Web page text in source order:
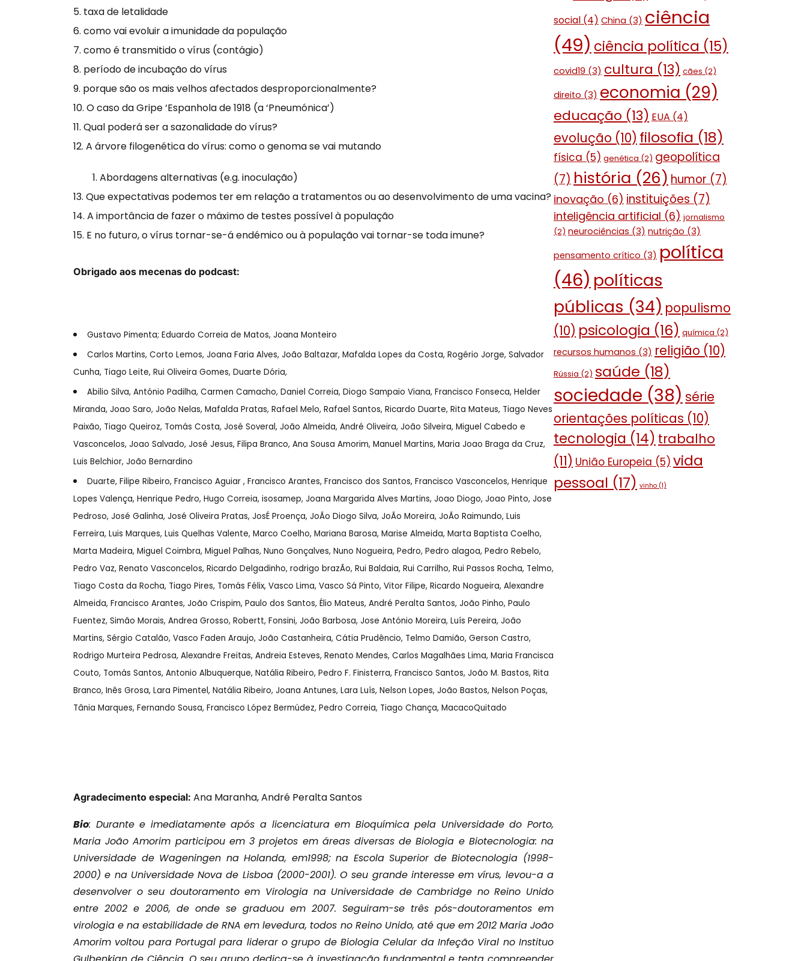
taxa de letalidade
como vai evoluir a imunidade da população
como é transmitido o vírus (contágio)
período de incubação do vírus
porque são os mais velhos afectados desproporcionalmente?
O caso da Gripe ‘Espanhola de 1918 (a ‘Pneumónica’)
Qual poderá ser a sazonalidade do vírus?
A árvore filogenética do vírus: como o genoma se vai mutando
Abordagens alternativas (e.g. inoculação)
Que expectativas podemos ter em relação a tratamentos ou ao desenvolvimento de uma vacina?
A importância de fazer o máximo de testes possível à população
E no futuro, o vírus tornar-se-á endémico ou à população vai tornar-se toda imune?
Obrigado aos mecenas do podcast:
Gustavo Pimenta; Eduardo Correia de Matos, Joana Monteiro
Carlos Martins, Corto Lemos, Joana Faria Alves, João Baltazar, Mafalda Lopes da Costa, Rogério Jorge, Salvador
Cunha, Tiago Leite, Rui Oliveira Gomes, Duarte Dória,
Abilio Silva, António Padilha, Carmen Camacho, Daniel Correia, Diogo Sampaio Viana, Francisco Fonseca, Helder
Miranda, Joao Saro, João Nelas, Mafalda Pratas, Rafael Melo, Rafael Santos, Ricardo Duarte, Rita Mateus, Tiago Neves
Paixão, Tiago Queiroz, Tomás Costa, José Soveral, João Almeida, André Oliveira, João Silveira, Miguel Cabedo e
Vasconcelos, Joao Salvado, José Jesus, Filipa Branco, Ana Sousa Amorim, Manuel Martins, Maria Joao Braga da Cruz,
Luis Belchior, João Bernardino
Duarte, Filipe Ribeiro, Francisco Aguiar , Francisco Arantes, Francisco dos Santos, Francisco Vasconcelos, Henrique
Lopes Valença, Henrique Pedro, Hugo Correia, isosamep, Joana Margarida Alves Martins, Joao Diogo, Joao Pinto, Jose
Pedroso, José Galinha, José Oliveira Pratas, JosÉ Proença, JoÃo Diogo Silva, JoÃo Moreira, JoÃo Raimundo, Luis
Ferreira, Luis Marques, Luis Quelhas Valente, Marco Coelho, Mariana Barosa, Marise Almeida, Marta Baptista Coelho,
Marta Madeira, Miguel Coimbra, Miguel Palhas, Nuno Gonçalves, Nuno Nogueira, Pedro, Pedro alagoa, Pedro Rebelo,
Pedro Vaz, Renato Vasconcelos, Ricardo Delgadinho, rodrigo brazÃo, Rui Baldaia, Rui Carrilho, Rui Passos Rocha, Telmo,
Tiago Costa da Rocha, Tiago Pires, Tomás Félix, Vasco Lima, Vasco Sá Pinto, Vitor Filipe, Ricardo Nogueira, Alexandre
Almeida, Francisco Arantes, João Crispim, Paulo dos Santos, Élio Mateus, André Peralta Santos, João Pinho, Paulo
Fuentez, Simão Morais, Andrea Grosso, Robertt, Fonsini, João Barbosa, Jose António Moreira, Luís Pereira, João
Martins, Sérgio Catalão, Vasco Faden Araujo, João Castanheira, Cátia Prudêncio, Telmo Damião, Gerson Castro,
Rodrigo Murteira Pedrosa, Alexandre Freitas, Andreia Esteves, Renato Mendes, Carlos Magalhães Lima, Maria Francisca
Couto, Tomás Santos, Antonio Albuquerque, Natália Ribeiro, Pedro F. Finisterra, Francisco Santos, João M. Bastos, Rita
Branco, Inês Grosa, Lara Pimentel, Natália Ribeiro, Joana Antunes, Lara Luís, Nelson Lopes, João Bastos, Nelson Poças,
Tânia Marques, Fernando Sousa, Francisco López Bermúdez, Pedro Correia, Tiago Chança, MacacoQuitado
Agradecimento especial: Ana Maranha, André Peralta Santos
Bio: Durante e imediatamente após a licenciatura em Bioquímica pela Universidade do Porto,
Maria João Amorim participou em 3 projetos em áreas diversas de Biologia e Biotecnologia: na
Universidade de Wageningen na Holanda, em1998; na Escola Superior de Biotecnologia (1998-
2000) e na Universidade Nova de Lisboa (2000-2001). O seu grande interesse em vírus, levou-a a
desenvolver o seu doutoramento em Virologia na Universidade de Cambridge no Reino Unido
entre 2002 e 2006, de onde se graduou em 2007. Seguiram-se três pós-doutoramentos em
virologia e na estabilidade de RNA em levedura, todos no Reino Unido, até que em 2012 Maria João
Amorim voltou para Portugal para liderar o grupo de Biologia Celular da Infeção Viral no Instituo
social (4) China (3) ciência
(49) ciência política (15)
covid19 (3) cultura (13) cães (2)
direito (3) economia (29)
educação (13) EUA (4)
evolução (10) filosofia (18)
física (5) genética (2) geopolítica
(7) história (26) humor (7)
inovação (6) instituições (7)
inteligência artificial (6) jornalismo
(2) neurociências (3) nutrição (3)
pensamento crítico (3) política
(46) políticas
públicas (34) populismo
(10) psicologia (16) química (2)
recursos humanos (3) religião (10)
Rússia (2) saúde (18)
sociedade (38) série
orientações políticas (10)
tecnologia (14) trabalho
(11) União Europeia (5) vida
pessoal (17) vinho (1)